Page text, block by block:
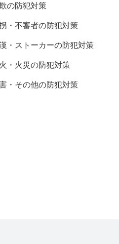
の防犯対策
・不審者の防犯対策
・ストーカーの防犯対策
・火災の防犯対策
・その他の防犯対策